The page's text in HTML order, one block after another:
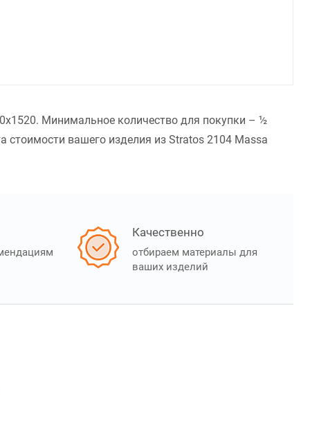
Минимальное количество для покупки – ½
вашего изделия из Stratos 2104 Massa
Качественно
отбираем материалы для
ваших изделий